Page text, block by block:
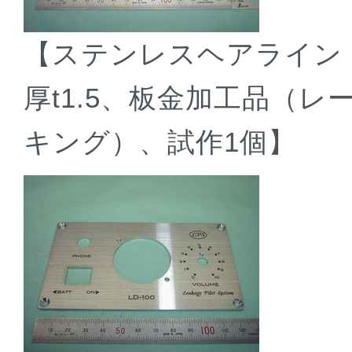
【ステンレスヘアライ
厚t1.5、板金加工品（レ
キング）、試作1個】